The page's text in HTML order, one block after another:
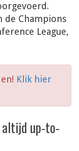
de Champions
League,
Klik hier
altijd up-to-